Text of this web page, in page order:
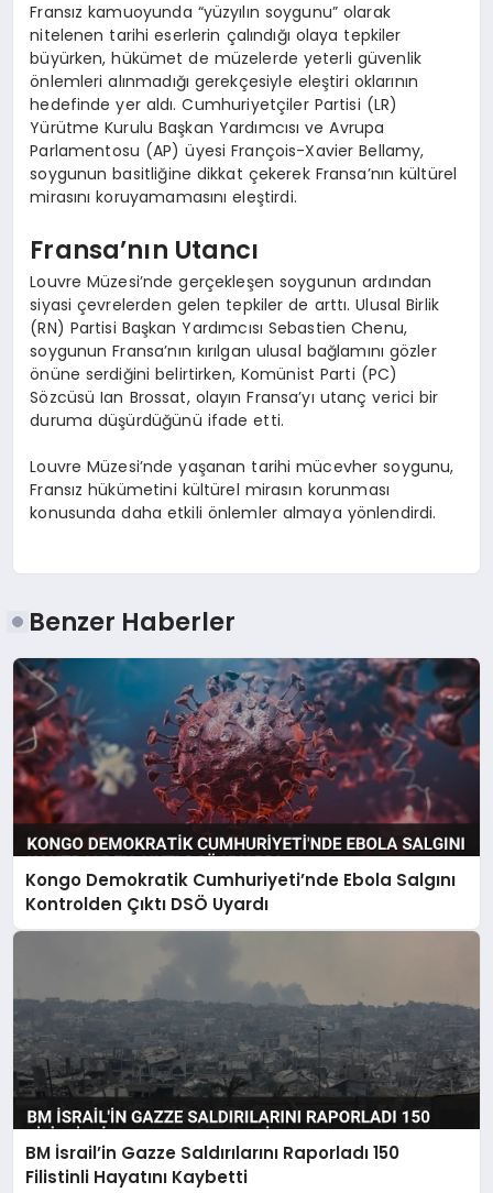
Fransız kamuoyunda “yüzyılın soygunu” olarak
nitelenen tarihi eserlerin çalındığı olaya tepkiler
büyürken, hükümet de müzelerde yeterli güvenlik
önlemleri alınmadığı gerekçesiyle eleştiri oklarının
hedefinde yer aldı. Cumhuriyetçiler Partisi (LR)
Yürütme Kurulu Başkan Yardımcısı ve Avrupa
Parlamentosu (AP) üyesi François-Xavier Bellamy,
soygunun basitliğine dikkat çekerek Fransa’nın kültürel
mirasını koruyamamasını eleştirdi.
Fransa’nın Utancı
Louvre Müzesi’nde gerçekleşen soygunun ardından
siyasi çevrelerden gelen tepkiler de arttı. Ulusal Birlik
(RN) Partisi Başkan Yardımcısı Sebastien Chenu,
soygunun Fransa’nın kırılgan ulusal bağlamını gözler
önüne serdiğini belirtirken, Komünist Parti (PC)
Sözcüsü Ian Brossat, olayın Fransa’yı utanç verici bir
duruma düşürdüğünü ifade etti.
Louvre Müzesi’nde yaşanan tarihi mücevher soygunu,
Fransız hükümetini kültürel mirasın korunması
konusunda daha etkili önlemler almaya yönlendirdi.
Benzer Haberler
Kongo Demokratik Cumhuriyeti’nde Ebola Salgını
Kontrolden Çıktı DSÖ Uyardı
BM İsrail’in Gazze Saldırılarını Raporladı 150
Filistinli Hayatını Kaybetti